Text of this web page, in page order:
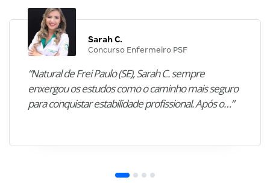
Sarah C.
Concurso Enfermeiro PSF
“Natural de Frei Paulo (SE), Sarah C. sempre
enxergou os estudos como o caminho mais seguro
para conquistar estabilidade profissional. Após o…”